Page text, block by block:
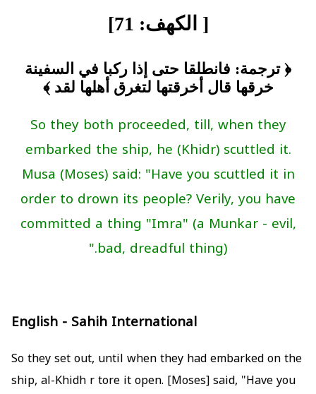
[ الكهف: 71]
﴿ ترجمة: فانطلقا حتى إذا ركبا في السفينة
خرقها قال أخرقتها لتغرق أهلها لقد ﴾
So they both proceeded, till, when they
embarked the ship, he (Khidr) scuttled it.
Musa (Moses) said: "Have you scuttled it in
order to drown its people? Verily, you have
committed a thing "Imra" (a Munkar - evil,
bad, dreadful thing)."
English - Sahih International
So they set out, until when they had embarked on the
ship, al-Khidh r tore it open. [Moses] said, "Have you